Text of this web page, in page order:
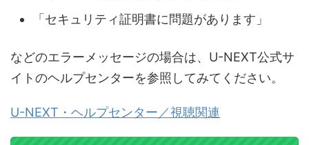
「セキュリティ証明書に問題があります」
などのエラーメッセージの場合は、U-NEXT公式サ
イトのヘルプセンターを参照してみてください。
U-NEXT・ヘルプセンター／視聴関連